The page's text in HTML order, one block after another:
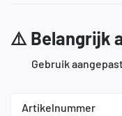
⚠️ Belangrijk
Gebruik
Artikelnummer